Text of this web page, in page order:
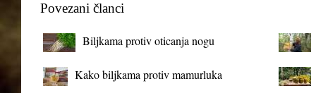
Povezani članci
Biljkama protiv oticanja nogu
Kako biljkama protiv mamurluka